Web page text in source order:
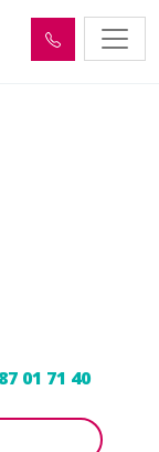
01 71 40